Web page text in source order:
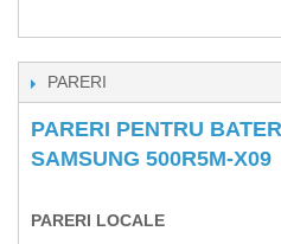
PARERI
PARERI PENTRU
SAMSUNG 500R5M-X09
PARERI LOCALE